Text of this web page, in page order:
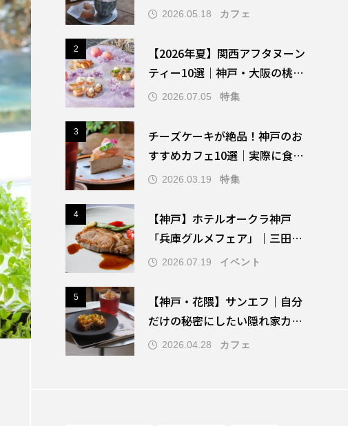
ナツ&コーヒー専門店
2026.05.18 カフェ
2
【2026年夏】関西アフタヌーン
ティー10選｜神戸・大阪の桃＆
マンゴー夏限定ヌン活まとめ
2026.07.05 特集
3
チーズケーキが絶品！神戸のお
すすめカフェ10選｜実際に食べ
て厳選
2026.03.19 特集
4
【神戸】ホテルオークラ神戸
「兵庫グルメフェア」｜三田ポ
ークの和洋中〈8月〉
2026.07.19 イベント
5
【神戸・花隈】サンエフ｜自分
だけの秘密にしたい隠れ家カフ
ェ（駅徒歩1分・たまごサン
2026.04.28 カフェ